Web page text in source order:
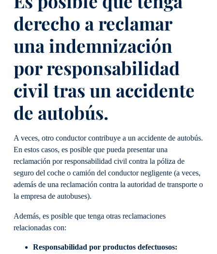
derecho a reclamar
una indemnización
por responsabilidad
civil tras un accidente
de autobús.
A veces, otro conductor contribuye a un accidente de autobús.
En estos casos, es posible que pueda presentar una
reclamación por responsabilidad civil contra la póliza de
seguro del coche o camión del conductor negligente (a veces,
además de una reclamación contra la autoridad de transporte o
la empresa de autobuses).
Además, es posible que tenga otras reclamaciones
relacionadas con:
Responsabilidad por productos defectuosos: